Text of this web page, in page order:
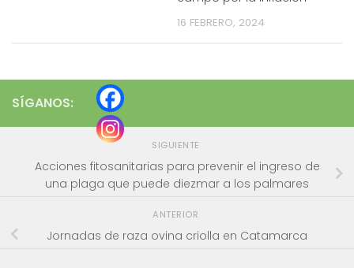
16 FEBRERO, 2024
SÍGANOS:
SIGUIENTE
Acciones fitosanitarias para prevenir el ingreso de
una plaga que puede diezmar a los palmares
ANTERIOR
Jornadas de raza ovina criolla en Catamarca